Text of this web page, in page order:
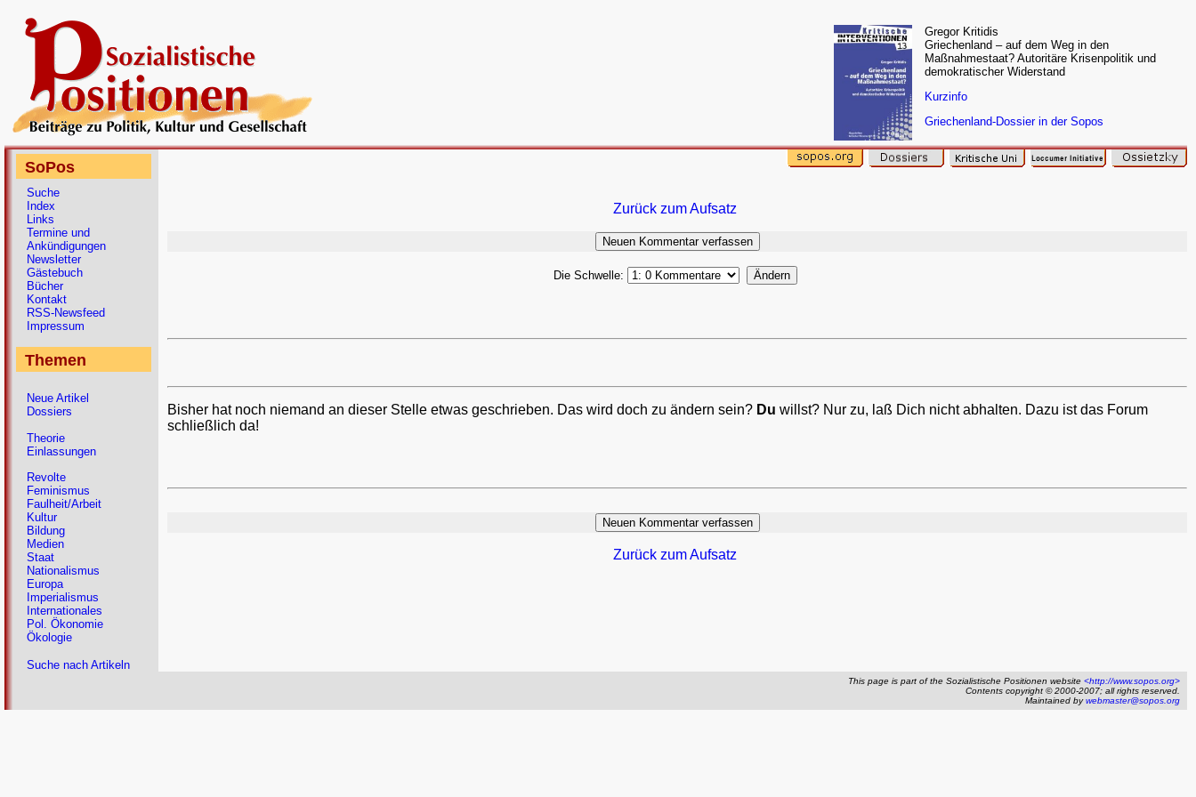
Gregor Kritidis
Griechenland – auf dem Weg in den
Maßnahmestaat? Autoritäre Krisenpolitik und
demokratischer Widerstand
Kurzinfo
Griechenland-Dossier in der Sopos
Zurück zum Aufsatz
Die Schwelle:
Bisher hat noch niemand an dieser Stelle etwas geschrieben. Das wird doch zu ändern sein? Du willst? Nur zu, laß Dich nicht abhalten. Dazu ist das Forum
schließlich da!
Zurück zum Aufsatz
SoPos
Suche
Index
Links
Termine und
Ankündigungen
Newsletter
Gästebuch
Bücher
Kontakt
RSS-Newsfeed
Impressum
Themen
Neue Artikel
Dossiers
Theorie
Einlassungen
Revolte
Feminismus
Faulheit/Arbeit
Kultur
Bildung
Medien
Staat
Nationalismus
Europa
Imperialismus
Internationales
Pol. Ökonomie
Ökologie
Suche nach Artikeln
This page is part of the Sozialistische Positionen website <http://www.sopos.org>
Contents copyright © 2000-2007; all rights reserved.
Maintained bywebmaster@sopos.org